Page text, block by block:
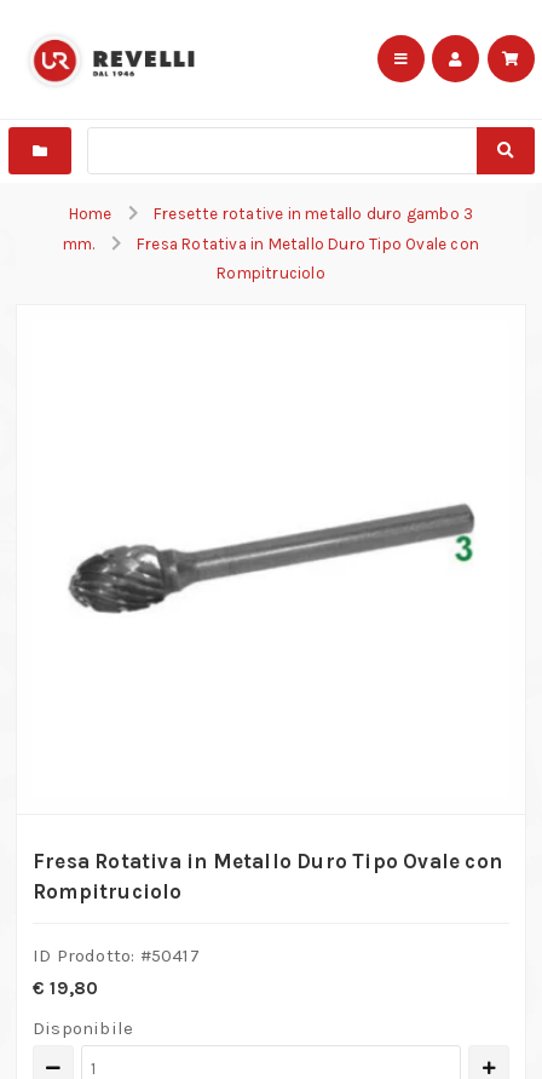
Home
Fresette rotative in metallo duro gambo 3
mm.
Fresa Rotativa in Metallo Duro Tipo Ovale con
Rompitruciolo
Fresa Rotativa in Metallo Duro Tipo Ovale con
Rompitruciolo
ID Prodotto: #50417
€ 19,80
Disponibile